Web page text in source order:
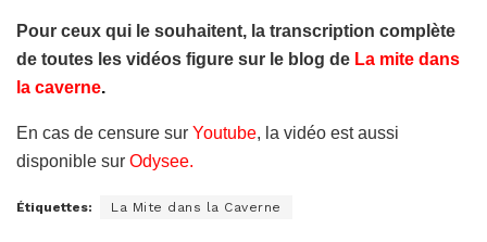
Pour ceux qui le souhaitent, la transcription complète
de toutes les vidéos figure sur le blog de La mite dans
la caverne.
En cas de censure sur Youtube, la vidéo est aussi
disponible sur Odysee.
Étiquettes: La Mite dans la Caverne